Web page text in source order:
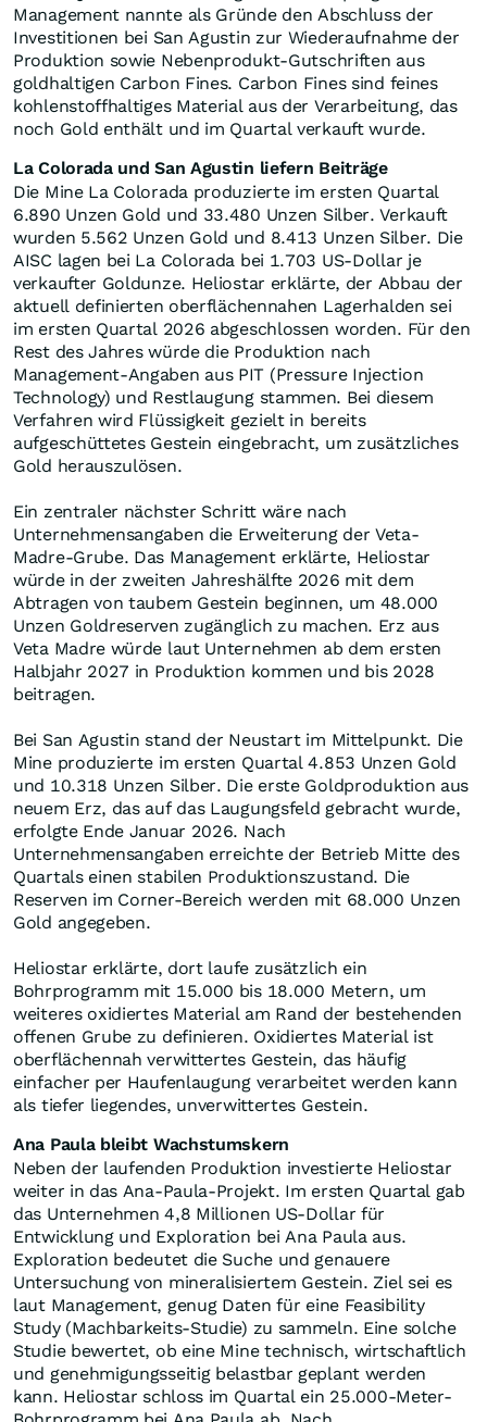
Management nannte als Gründe den Abschluss der
Investitionen bei San Agustin zur Wiederaufnahme der
Produktion sowie Nebenprodukt-Gutschriften aus
goldhaltigen Carbon Fines. Carbon Fines sind feines
kohlenstoffhaltiges Material aus der Verarbeitung, das
noch Gold enthält und im Quartal verkauft wurde.
La Colorada und San Agustin liefern Beiträge
Die Mine La Colorada produzierte im ersten Quartal
6.890 Unzen Gold und 33.480 Unzen Silber. Verkauft
wurden 5.562 Unzen Gold und 8.413 Unzen Silber. Die
AISC lagen bei La Colorada bei 1.703 US-Dollar je
verkaufter Goldunze. Heliostar erklärte, der Abbau der
aktuell definierten oberflächennahen Lagerhalden sei
im ersten Quartal 2026 abgeschlossen worden. Für den
Rest des Jahres würde die Produktion nach
Management-Angaben aus PIT (Pressure Injection
Technology) und Restlaugung stammen. Bei diesem
Verfahren wird Flüssigkeit gezielt in bereits
aufgeschüttetes Gestein eingebracht, um zusätzliches
Gold herauszulösen.
Ein zentraler nächster Schritt wäre nach
Unternehmensangaben die Erweiterung der Veta-
Madre-Grube. Das Management erklärte, Heliostar
würde in der zweiten Jahreshälfte 2026 mit dem
Abtragen von taubem Gestein beginnen, um 48.000
Unzen Goldreserven zugänglich zu machen. Erz aus
Veta Madre würde laut Unternehmen ab dem ersten
Halbjahr 2027 in Produktion kommen und bis 2028
beitragen.
Bei San Agustin stand der Neustart im Mittelpunkt. Die
Mine produzierte im ersten Quartal 4.853 Unzen Gold
und 10.318 Unzen Silber. Die erste Goldproduktion aus
neuem Erz, das auf das Laugungsfeld gebracht wurde,
erfolgte Ende Januar 2026. Nach
Unternehmensangaben erreichte der Betrieb Mitte des
Quartals einen stabilen Produktionszustand. Die
Reserven im Corner-Bereich werden mit 68.000 Unzen
Gold angegeben.
Heliostar erklärte, dort laufe zusätzlich ein
Bohrprogramm mit 15.000 bis 18.000 Metern, um
weiteres oxidiertes Material am Rand der bestehenden
offenen Grube zu definieren. Oxidiertes Material ist
oberflächennah verwittertes Gestein, das häufig
einfacher per Haufenlaugung verarbeitet werden kann
als tiefer liegendes, unverwittertes Gestein.
Ana Paula bleibt Wachstumskern
Neben der laufenden Produktion investierte Heliostar
weiter in das Ana-Paula-Projekt. Im ersten Quartal gab
das Unternehmen 4,8 Millionen US-Dollar für
Entwicklung und Exploration bei Ana Paula aus.
Exploration bedeutet die Suche und genauere
Untersuchung von mineralisiertem Gestein. Ziel sei es
laut Management, genug Daten für eine Feasibility
Study (Machbarkeits-Studie) zu sammeln. Eine solche
Studie bewertet, ob eine Mine technisch, wirtschaftlich
und genehmigungsseitig belastbar geplant werden
kann. Heliostar schloss im Quartal ein 25.000-Meter-